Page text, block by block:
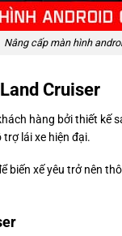
Nâng cấp màn hình
Cruiser
hàng bởi thiết
lái xe hiện đại.
biến xế yêu trở nên